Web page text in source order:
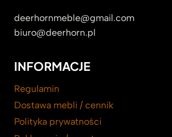
deerhornmeble@gmail.com
biuro@deerhorn.pl
INFORMACJE
Regulamin
Dostawa mebli / cennik
Polityka prywatności